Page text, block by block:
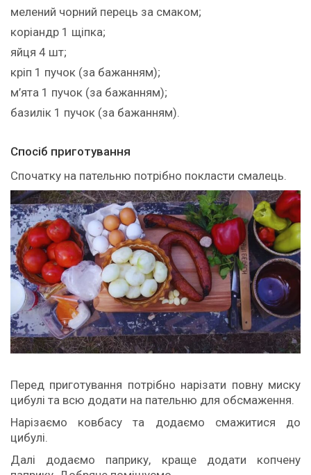
мелений чорний перець за смаком;
коріандр 1 щіпка;
яйця 4 шт;
кріп 1 пучок (за бажанням);
м’ята 1 пучок (за бажанням);
базилік 1 пучок (за бажанням).
Спосіб приготування
Спочатку на пательню потрібно покласти смалець.
Перед приготування потрібно нарізати повну миску
цибулі та всю додати на пательню для обсмаження.
Нарізаємо ковбасу та додаємо смажитися до
цибулі.
Далі додаємо паприку, краще додати копчену